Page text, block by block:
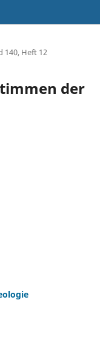
140, Heft 12
der